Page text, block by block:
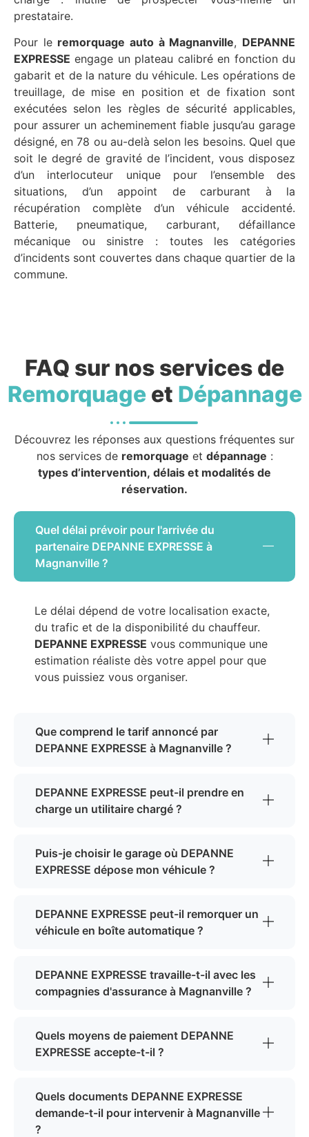
prestataire.
Pour le remorquage auto à Magnanville, DEPANNE
EXPRESSE engage un plateau calibré en fonction du
gabarit et de la nature du véhicule. Les opérations de
treuillage, de mise en position et de fixation sont
exécutées selon les règles de sécurité applicables,
pour assurer un acheminement fiable jusqu’au garage
désigné, en 78 ou au-delà selon les besoins. Quel que
soit le degré de gravité de l’incident, vous disposez
d’un interlocuteur unique pour l’ensemble des
situations, d’un appoint de carburant à la
récupération complète d’un véhicule accidenté.
Batterie, pneumatique, carburant, défaillance
mécanique ou sinistre : toutes les catégories
d’incidents sont couvertes dans chaque quartier de la
commune.
FAQ sur nos services de
Remorquageet Dépannage
Découvrez les réponses aux questions fréquentes sur
nos services de remorquage et dépannage :
types d’intervention, délais et modalités de
réservation.
Quel délai prévoir pour l'arrivée du
partenaire DEPANNE EXPRESSE à
Magnanville ?
Le délai dépend de votre localisation exacte,
du trafic et de la disponibilité du chauffeur.
DEPANNE EXPRESSE vous communique une
estimation réaliste dès votre appel pour que
vous puissiez vous organiser.
Que comprend le tarif annoncé par
DEPANNE EXPRESSE à Magnanville ?
DEPANNE EXPRESSE peut-il prendre en
charge un utilitaire chargé ?
Puis-je choisir le garage où DEPANNE
EXPRESSE dépose mon véhicule ?
DEPANNE EXPRESSE peut-il remorquer un
véhicule en boîte automatique ?
DEPANNE EXPRESSE travaille-t-il avec les
compagnies d'assurance à Magnanville ?
Quels moyens de paiement DEPANNE
EXPRESSE accepte-t-il ?
Quels documents DEPANNE EXPRESSE
demande-t-il pour intervenir à Magnanville
?